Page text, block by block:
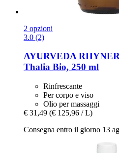
2 opzioni
3.0 (2)
AYURVEDA
Thalia Bio, 250 ml
Rinfrescante
Per corpo e viso
Olio per massaggi
€ 31,49 (€ 125,96 / L)
Consegna entro il giorno 13